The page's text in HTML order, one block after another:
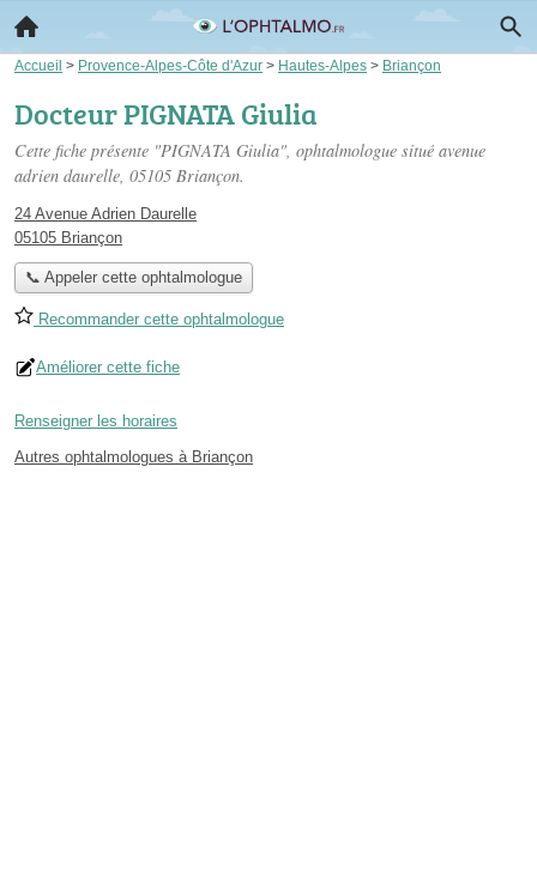
Accueil > Provence-Alpes-Côte d'Azur > Hautes-Alpes > Briançon
Docteur PIGNATA Giulia
Cette fiche présente "PIGNATA Giulia", ophtalmologue situé avenue
adrien daurelle, 05105 Briançon.
24 Avenue Adrien Daurelle
05105 Briançon
📞 Appeler cette ophtalmologue
Recommander cette ophtalmologue
Améliorer cette fiche
Renseigner les horaires
Autres ophtalmologues à Briançon